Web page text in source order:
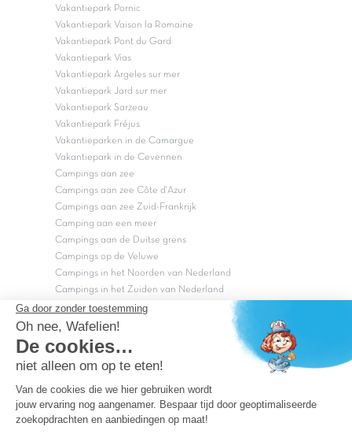
Vakantiepark Pornic
Vakantiepark Vaison la Romaine
Vakantiepark Pont du Gard
Vakantiepark Vias
Vakantiepark Argeles sur mer
Vakantiepark Jard sur mer
Vakantiepark Sarzeau
Vakantiepark Fréjus
Vakantieparken in de Camargue
Vakantiepark in de Cevennen
Campings aan zee
Campings aan zee Côte d'Azur
Campings aan zee Zuid-Frankrijk
Camping aan een meer
Campings aan de Duitse grens
Campings op de Veluwe
Campings in het Noorden van Nederland
Campings in het Zuiden van Nederland
Copyright Capfun 2026 ©
Bij Capfun solliciteren
Veelgestelde vragen
Dutchbox Vakantiepark
Superdeals
Capfun in de media
Carabouille.nl